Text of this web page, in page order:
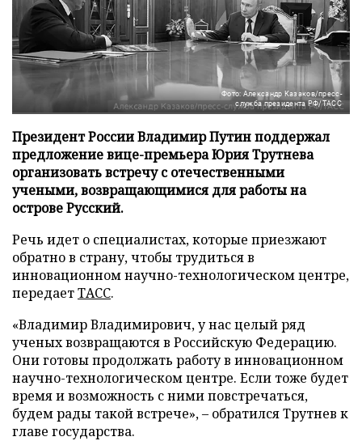
Фото: Александр Казаков/пресс-
служба президента РФ/ТАСС
Президент России Владимир Путин поддержал
предложение вице-премьера Юрия Трутнева
организовать встречу с отечественными
учеными, возвращающимися для работы на
острове Русский.
Речь идет о специалистах, которые приезжают
обратно в страну, чтобы трудиться в
инновационном научно-технологическом центре,
передаетТАСС.
«Владимир Владимирович, у нас целый ряд
ученых возвращаются в Российскую Федерацию.
Они готовы продолжать работу в инновационном
научно-технологическом центре. Если тоже будет
время и возможность с ними повстречаться,
будем рады такой встрече», – обратился Трутнев к
главе государства.